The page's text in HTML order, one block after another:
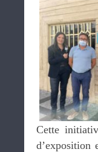
Cette
d’exposition